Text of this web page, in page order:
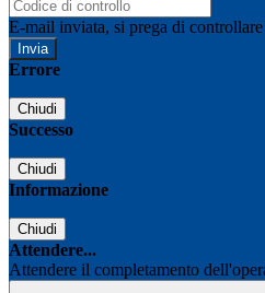
E-mail inviata, si prega di
Errore
Chiudi
Successo
Chiudi
Informazione
Chiudi
Attendere...
Attendere il completamento